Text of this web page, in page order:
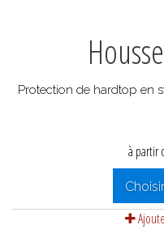
Protection de hardtop en
à partir